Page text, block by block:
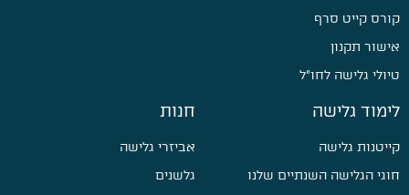
קורס קייט סרף
אישור תקנון
טיולי גלישה לחו״ל
לימוד גלישה
קייטנות גלישה
חוגי הגלישה השנתיים שלנו
חנות
אביזרי גלישה
גלשנים